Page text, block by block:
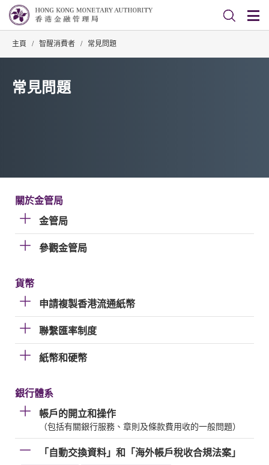
主頁 / 智醒消費者 / 常見問題
常見問題
關於金管局
金管局
參觀金管局
貨幣
申請複製香港流通紙幣
聯繫匯率制度
紙幣和硬幣
銀行體系
帳戶的開立和操作
（包括有關銀行服務、章則及條款費用收的一般問題）
「自動交換資料」和「海外帳戶稅收合規法案」